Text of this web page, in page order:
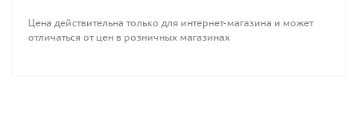
225 л.с. 1986 г. - наст. время
F225 л.с. (4-х такт.) 2002 г. - наст. время
Цена действительна только для интернет-магазина и может
отличаться от цен в розничных магазинах